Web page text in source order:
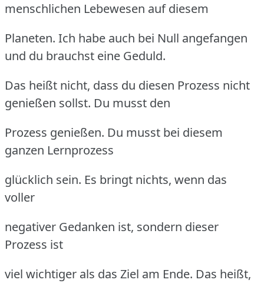
menschlichen Lebewesen auf diesem
Planeten. Ich habe auch bei Null angefangen
und du brauchst eine Geduld.
Das heißt nicht, dass du diesen Prozess nicht
genießen sollst. Du musst den
Prozess genießen. Du musst bei diesem
ganzen Lernprozess
glücklich sein. Es bringt nichts, wenn das
voller
negativer Gedanken ist, sondern dieser
Prozess ist
viel wichtiger als das Ziel am Ende. Das heißt,